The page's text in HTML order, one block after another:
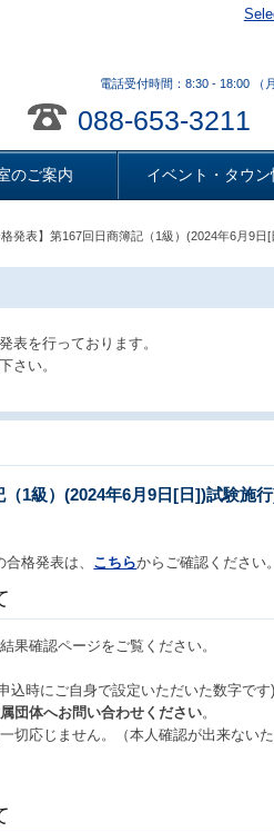
電話受付時間：8:30 - 18:00 （
088-653-3211
のご案内 イベント・タウン
発表】第167回日商簿記（1級）(2024年6月9日[
表を行っております。
さい。
（1級）(2024年6月9日[日])試験施
格発表は、 こちらからご確認ください。
果確認ページをご覧ください。
込時にご自身で設定いただいた数字です)
団体へお問い合わせください。
切応じません。（本人確認が出来ないた